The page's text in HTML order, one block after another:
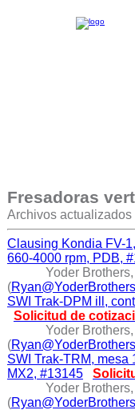
Fresadoras
Archivos
Clausing Kondia FV-
660-4000 rpm, PDB,
Yoder
(
SWI Trak-DPM ill,
Solicitud de
Yoder
(
SWI Trak-TRM, mesa
MX2, #13145
Yoder
(